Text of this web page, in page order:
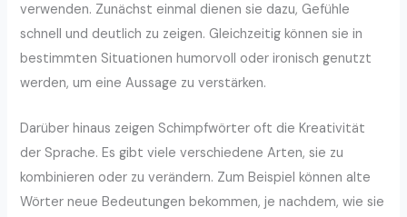
verwenden. Zunächst einmal dienen sie dazu, Gefühle
schnell und deutlich zu zeigen. Gleichzeitig können sie in
bestimmten Situationen humorvoll oder ironisch genutzt
werden, um eine Aussage zu verstärken.
Darüber hinaus zeigen Schimpfwörter oft die Kreativität
der Sprache. Es gibt viele verschiedene Arten, sie zu
kombinieren oder zu verändern. Zum Beispiel können alte
Wörter neue Bedeutungen bekommen, je nachdem, wie sie